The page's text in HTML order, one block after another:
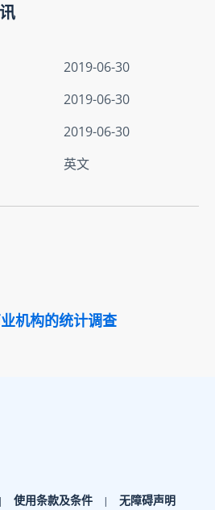
2019-06-30
2019-06-30
2019-06-30
英文
机构的统计调查
使用条款及条件 无障碍声明